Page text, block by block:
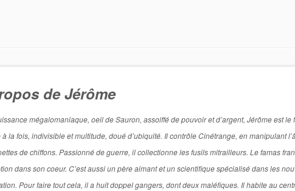
de Jérôme
mégalomaniaque, oeil de Sauron, assoiffé de pouvoir et d’argent, Jérôme est le
la fois, indivisible et multitude, doué d’ubiquité. Il contrôle Cinétrange, en manipulant
de chiffons. Passionné de guerre, il collectionne les fusils mitrailleurs. Le famas
dans son coeur. C’est aussi un père aimant et un scientifique spécialisé dans les
Pour faire tout cela, il a huit doppel gangers, dont deux maléfiques. Il habite au